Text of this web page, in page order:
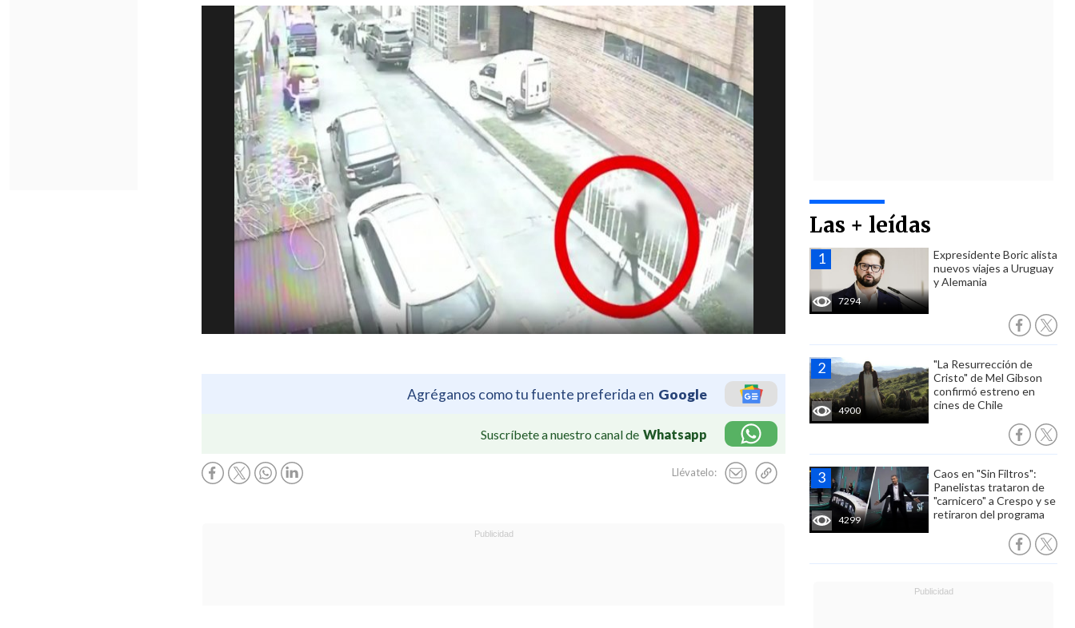
Agréganos como tu fuente preferida en Google
Suscríbete a nuestro canal de Whatsapp
Llévatelo:
Las + leídas
7294
Expresidente Boric alista
nuevos viajes a Uruguay
y Alemania
4900
"La Resurrección de
Cristo" de Mel Gibson
confirmó estreno en
cines de Chile
4299
Caos en "Sin Filtros":
Panelistas trataron de
"carnicero" a Crespo y se
retiraron del programa